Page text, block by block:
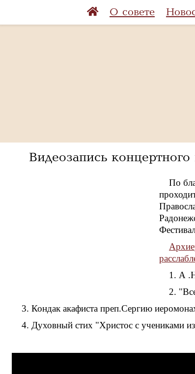
О совете
Видеозапись
По
1. А
2.
3. Кондак акафиста преп.Сергию
4. Духовный стих "Христос с учениками